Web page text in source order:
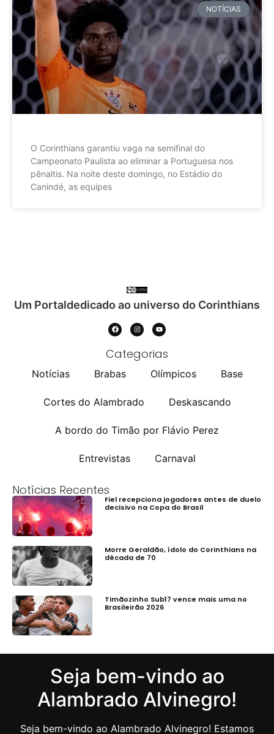
NOTÍCIAS
O Corinthians garantiu vaga na semifinal do
Campeonato Paulista ao eliminar a Portuguesa nos
pênaltis. Na noite deste domingo, no Estádio do
Canindé, as equipes
Um Portaldedicado ao universo do Corinthians
Categorias
Notícias Brabas Olímpicos Base
Cortes do Alambrado Deskascando
A bordo do Timão por Flávio Perez
Entrevistas Carnaval
Notícias Recentes
Fiel recepciona jogadores antes de duelo
decisivo na Copa do Brasil
Morre Geraldão, ídolo do Corinthians na
década de 70
Timãozinho Sub17 vence mais uma no
Brasileirão 2026
Seja bem-vindo ao
Alambrado Alvinegro!
Seja bem-vindo ao Alambrado Alvinegro! Estamos